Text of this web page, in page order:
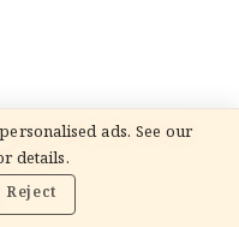
ads. See our
details.
Reject
చరిత్ర: జీవితం,